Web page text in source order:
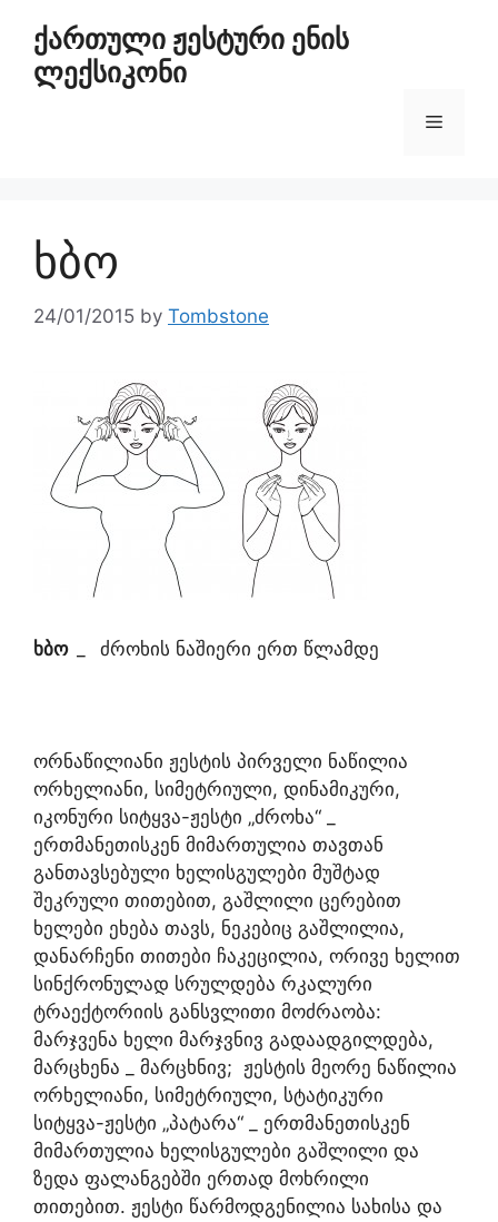
ქართული ჟესტური ენის
ლექსიკონი
ხბო
24/01/2015 by Tombstone
ხბო ძროხის ნაშიერი ერთ წლამდე
ორნაწილიანი ჟესტის პირველი ნაწილია
ორხელიანი, სიმეტრიული, დინამიკური,
იკონური სიტყვა-ჟესტი „ძროხა“ _
ერთმანეთისკენ მიმართულია თავთან
განთავსებული ხელისგულები მუშტად
შეკრული თითებით, გაშლილი ცერებით
ხელები ეხება თავს, ნეკებიც გაშლილია,
დანარჩენი თითები ჩაკეცილია, ორივე ხელით
სინქრონულად სრულდება რკალური
ტრაექტორიის განსვლითი მოძრაობა:
მარჯვენა ხელი მარჯვნივ გადაადგილდება,
მარცხენა _ მარცხნივ; ჟესტის მეორე ნაწილია
ორხელიანი, სიმეტრიული, სტატიკური
სიტყვა-ჟესტი „პატარა“ _ ერთმანეთისკენ
მიმართულია ხელისგულები გაშლილი და
ზედა ფალანგებში ერთად მოხრილი
თითებით. ჟესტი წარმოდგენილია სახისა და